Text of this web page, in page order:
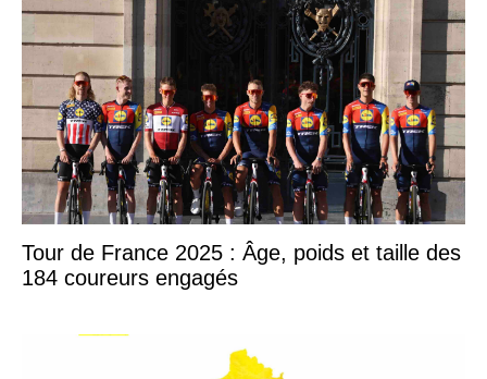
Tour de France 2025 : Âge, poids et taille des
184 coureurs engagés